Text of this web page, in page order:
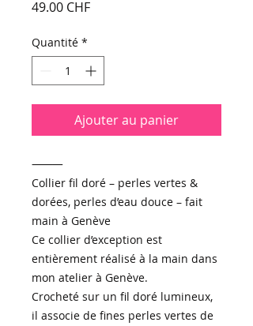
49.00 CHFPrix
Quantité *
Ajouter au panier
⸻
Collier fil doré – perles vertes &
dorées, perles d’eau douce – fait
main à Genève
Ce collier d’exception est
entièrement réalisé à la main dans
mon atelier à Genève.
Crocheté sur un fil doré lumineux,
il associe de fines perles vertes de